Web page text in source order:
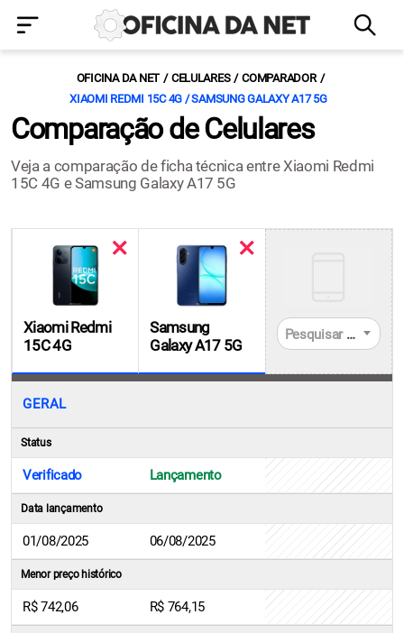
OFICINA DA NET CELULARES
COMPARADOR
XIAOMI REDMI 15C 4G / SAMSUNG GALAXY A17 5G
Comparação de Celulares
Veja a comparação de ficha técnica entre Xiaomi Redmi
15C 4G e Samsung Galaxy A17 5G
Xiaomi Redmi
15C 4G
Samsung
Galaxy A17 5G
Pesquisar celulares
GERAL
Status
Verificado Lançamento
Data lançamento
01/08/2025 06/08/2025
Menor preço histórico
R$ 742,06 R$ 764,15